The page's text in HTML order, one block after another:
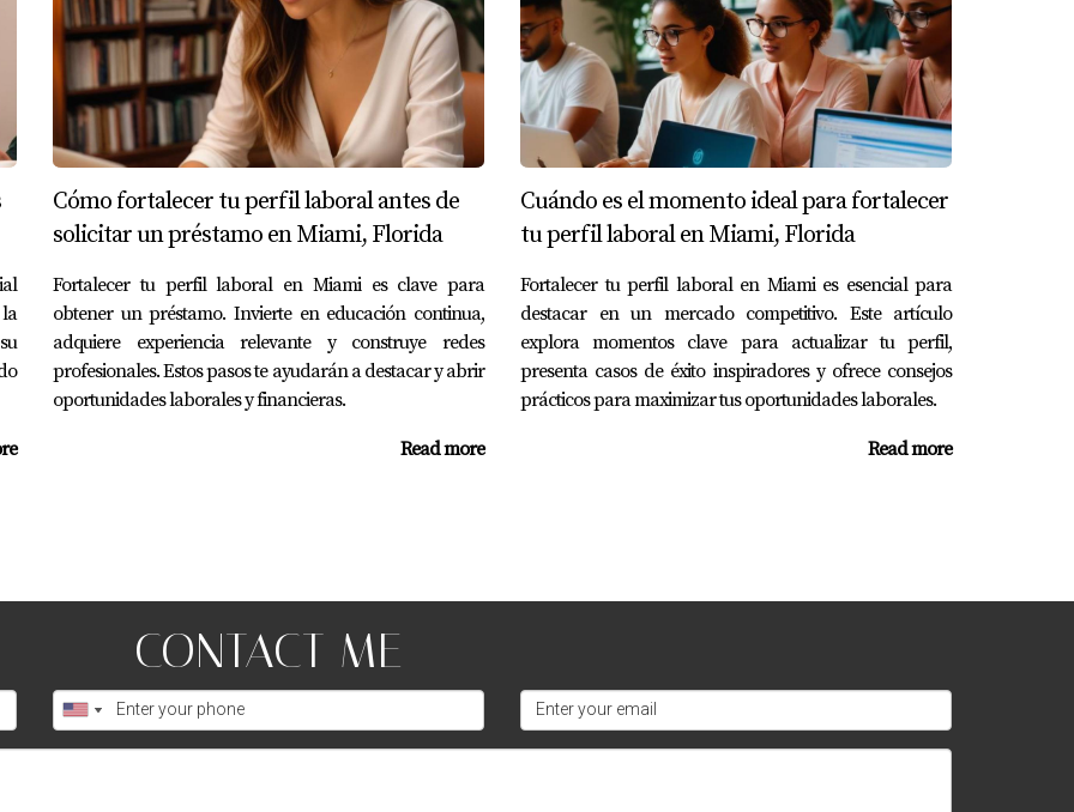
sea posible.
o acuerdo relevante.
para optimizar tu perfil crediticio.
razón válida.
tener registros claros que demuestren tus ingresos.
empleos; es una representación de tu compromiso y estabilidad financiera. Al comprender cómo este
en Miami, puedes tomar decisiones informadas que te ayuden a alcanzar tus metas financieras.
Juan, financiar un proyecto personal como María o iniciar un negocio como Carlos, recuerda que
financiero sólido. Si tienes preguntas sobre cómo mejorar tu historial laboral o necesitas ayuda con
a Juan Mora. ¡Él está aquí para ayudarte a hacer realidad tus sueños financieros!
puntaje crediticio?
mi historial laboral?
actuales o mis ingresos pasados?
los ingresos actuales tienen mayor peso al evaluar tu capacidad para pagar el préstamo.
de solicitar un préstamo?
y documentar adecuadamente tus ingresos actuales.
Cómo fortalecer tu perfil laboral antes de
solicitar un préstamo en Miami, Florida
Fortalecer tu perfil laboral en Miami es clave para
obtener un préstamo. Invierte en educación continua,
adquiere experiencia relevante y construye redes
profesionales. Estos pasos te ayudarán a destacar y abrir
oportunidades laborales y financieras.
Read more
Cuándo es el momento ideal para fortalecer
tu perfil laboral en Miami, Florida
Fortalecer tu perfil laboral en Miami es esencial para
destacar en un mercado competitivo. Este artículo
explora momentos clave para actualizar tu perfil,
presenta casos de éxito inspiradores y ofrece consejos
prácticos para maximizar tus oportunidades laborales.
Read more
CONTACT ME